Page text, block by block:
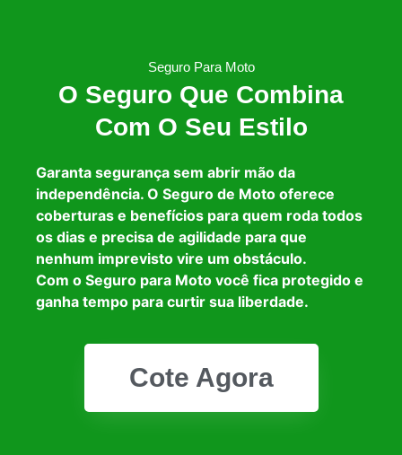
Seguro Para Moto
O Seguro Que Combina
Com O Seu Estilo
Garanta segurança sem abrir mão da
independência. O Seguro de Moto oferece
coberturas e benefícios para quem roda todos
os dias e precisa de agilidade para que
nenhum imprevisto vire um obstáculo.
Com o Seguro para Moto você fica protegido e
ganha tempo para curtir sua liberdade.
Cote Agora